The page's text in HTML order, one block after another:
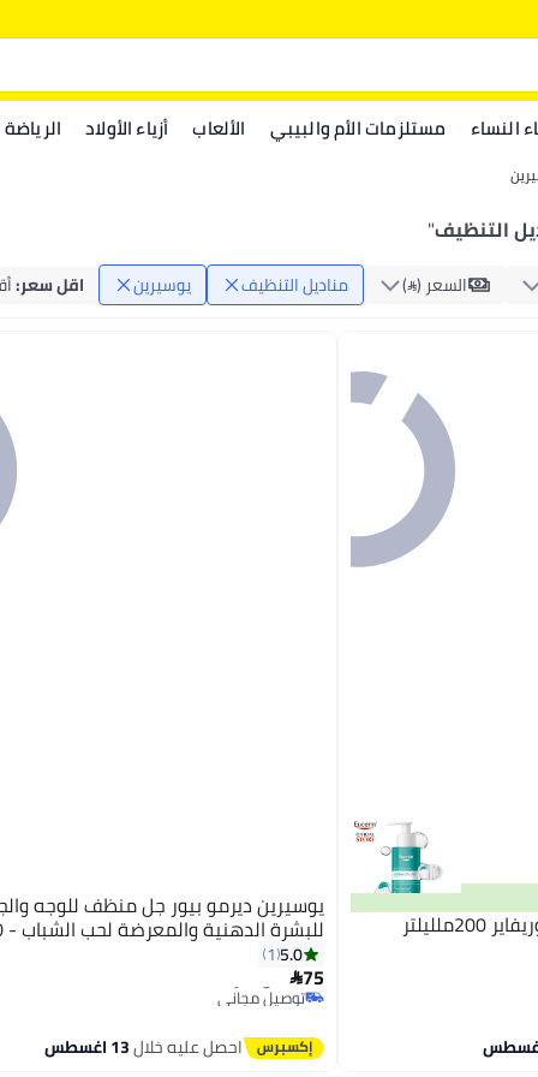
النساء مستلزمات الأم والبيبي الألعاب أزياء الأولاد الرياضة
التنظيف"
السعر () مناديل التنظيف يوسيرين اقل سعر:
يوسيرين ديرمو بيور جل منظف للوجه
للبشرة الدهنية والمعرضة لحب الشباب - 400 مل
5.0
1
75
توصيل مجاني
بتخلّص بسرعة
توصيل مجانياحصل عليه خلال13 اغسطس